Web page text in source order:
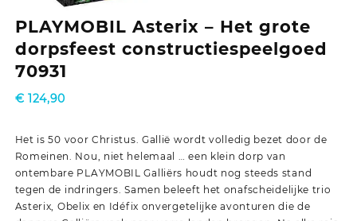
PLAYMOBIL Asterix – Het grote
dorpsfeest constructiespeelgoed
70931
€ 124,90
Het is 50 voor Christus. Gallië wordt volledig bezet door de
Romeinen. Nou, niet helemaal … een klein dorp van
ontembare PLAYMOBIL Galliërs houdt nog steeds stand
tegen de indringers. Samen beleeft het onafscheidelijke trio
Asterix, Obelix en Idéfix onvergetelijke avonturen die de